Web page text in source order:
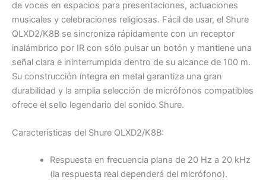
de voces en espacios para presentaciones, actuaciones
musicales y celebraciones religiosas. Fácil de usar, el Shure
QLXD2/K8B se sincroniza rápidamente con un receptor
inalámbrico por IR con sólo pulsar un botón y mantiene una
señal clara e ininterrumpida dentro de su alcance de 100 m.
Su construcción íntegra en metal garantiza una gran
durabilidad y la amplia selección de micrófonos compatibles
ofrece el sello legendario del sonido Shure.
Características del Shure QLXD2/K8B:
Respuesta en frecuencia plana de 20 Hz a 20 kHz
(la respuesta real dependerá del micrófono).